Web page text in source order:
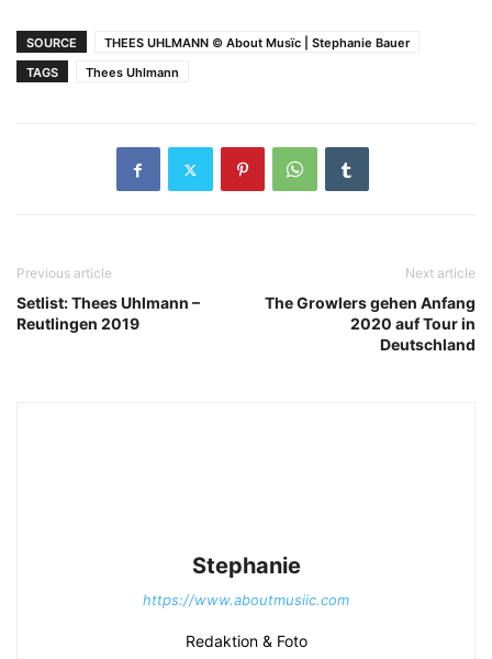
SOURCE
THEES UHLMANN © About Musïc | Stephanie Bauer
TAGS
Thees Uhlmann
Previous article
Setlist: Thees Uhlmann –
Reutlingen 2019
Next article
The Growlers gehen Anfang
2020 auf Tour in
Deutschland
Stephanie
https://www.aboutmusiic.com
Redaktion & Foto